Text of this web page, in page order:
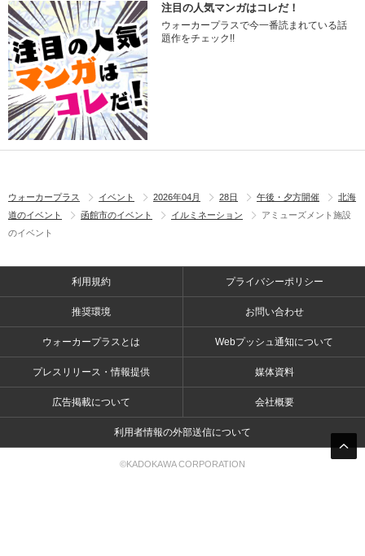
注目の人気マンガはコレだ！
ウォーカープラスで今一番読まれている話
題作をチェック!!
ウォーカープラス イベント 2026年04月 28日 午後・夕方開催
北海
道のイベント
函館市のイベント イルミネーション
アミューズメント施設
のイベント
利用規約 プライバシーポリシー
推奨環境 お問い合わせ
ウォーカープラスとは Webプッシュ通知について
プレスリリース・情報提供 媒体資料
広告掲載について 会社概要
利用者情報の外部送信について
©KADOKAWA CORPORATION